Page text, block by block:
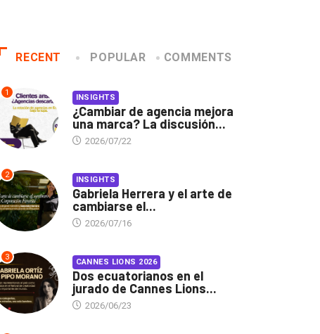
RECENT POPULAR COMMENTS
1 INSIGHTS
¿Cambiar de agencia mejora
una marca? La discusión...
2026/07/22
2 INSIGHTS
Gabriela Herrera y el arte de
cambiarse el...
2026/07/16
3 CANNES LIONS 2026
Dos ecuatorianos en el
jurado de Cannes Lions...
2026/06/23